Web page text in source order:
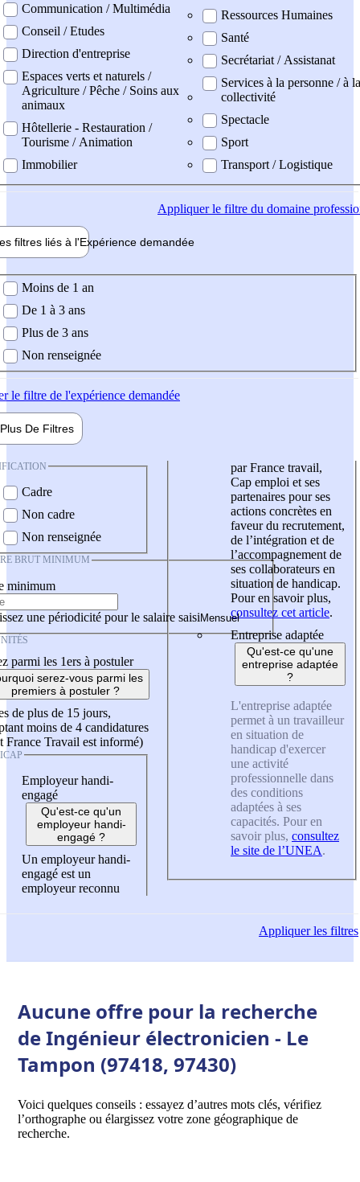
Communication / Multimédia
Conseil / Etudes
Direction d'entreprise
Espaces verts et naturels /
Agriculture / Pêche / Soins aux
animaux
Hôtellerie - Restauration /
Tourisme / Animation
Immobilier
Ressources Humaines
Santé
Secrétariat / Assistanat
Services à la personne / à la
collectivité
Spectacle
Sport
Transport / Logistique
Appliquerle filtre du domaine
filtres liés à l'Expérience demandée
demandée
Moins de 1 an
De 1 à 3 ans
Plus de 3 ans
Non renseignée
le filtre de l'expérience demandée
Plus De Filtres
Cadre
Non cadre
Non renseignée
BRUT MINIMUM
minimum
une périodicité pour le salaire saisi
parmi les 1ers à postuler
serez-vous parmi les
premiers à postuler ?
de plus de 15 jours,
moins de 4 candidatures
France Travail est informé)
Employeur handi-
engagé
Qu'est-ce qu'un
employeur handi-
engagé ?
Un employeur handi-
engagé est un
employeur reconnu
par France travail,
Cap emploi et ses
partenaires pour ses
actions concrètes en
faveur du recrutement,
de l’intégration et de
l’accompagnement de
ses collaborateurs en
situation de handicap.
Pour en savoir plus,
consultez cet article.
Entreprise adaptée
Qu'est-ce qu'une
entreprise adaptée
?
L'entreprise adaptée
permet à un travailleur
en situation de
handicap d'exercer
une activité
professionnelle dans
des conditions
adaptées à ses
capacités. Pour en
savoir plus, consultez
le site de l’UNEA.
Appliquerles filtres
Aucune offre pour la recherche
de Ingénieur électronicien - Le
Tampon (97418, 97430)
Voici quelques conseils : essayez d’autres mots clés, vérifiez
l’orthographe ou élargissez votre zone géographique de
recherche.